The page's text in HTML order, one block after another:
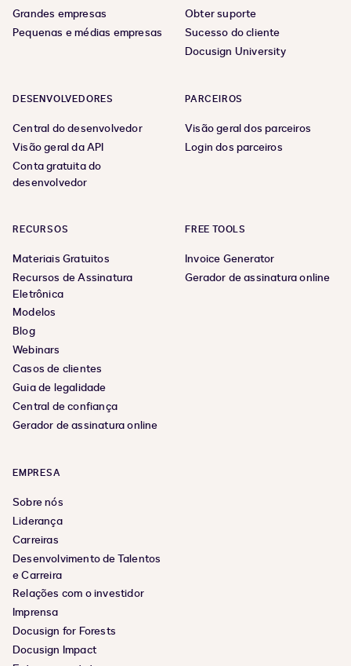
Grandes empresas
Pequenas e médias empresas
Obter suporte
Sucesso do cliente
Docusign University
DESENVOLVEDORES
Central do desenvolvedor
Visão geral da API
Conta gratuita do
desenvolvedor
PARCEIROS
Visão geral dos parceiros
Login dos parceiros
RECURSOS
Materiais Gratuitos
Recursos de Assinatura
Eletrônica
Modelos
Blog
Webinars
Casos de clientes
Guia de legalidade
Central de confiança
Gerador de assinatura online
FREE TOOLS
Invoice Generator
Gerador de assinatura online
EMPRESA
Sobre nós
Liderança
Carreiras
Desenvolvimento de Talentos
e Carreira
Relações com o investidor
Imprensa
Docusign for Forests
Docusign Impact